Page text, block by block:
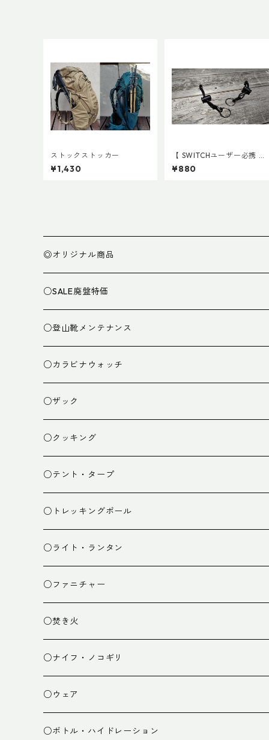
ストックストッカー
¥1,430
【 SWITCHユーザー必携 】
スイッチ用アタッチメント
(ペア)
¥880
◎オリジナル商品
○SALE廃盤特価
○登山靴メンテナンス
○カラビナウォッチ
○ザック
ザック
スタッフバッグ
ザック小物
○クッキング
クッカー
バーナー
カトラリー
クッキング小物
○テント・タープ
テント
タープ
ペグ・ハンマー・小物
○トレッキングポール
○ライト・ランタン
ライト
ランタン
○ファニチャー
テーブル
チェア
○焚き火
焚き火台
焚き火小物
○ナイフ・ノコギリ
○ウェア
ミドルレイヤー
○ボトル・ハイドレーション